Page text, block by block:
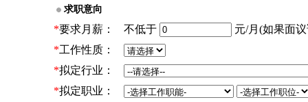
求职意向
*要求月薪： 不低于
元/月(如果面议
*工作性质：
*拟定行业：
*拟定职业：